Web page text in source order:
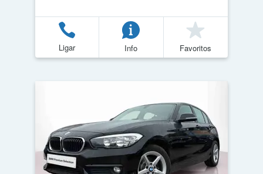
Ligar Info Favoritos